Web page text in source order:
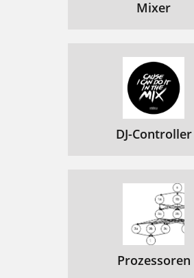
Mixer
DJ-Controller
Prozessoren